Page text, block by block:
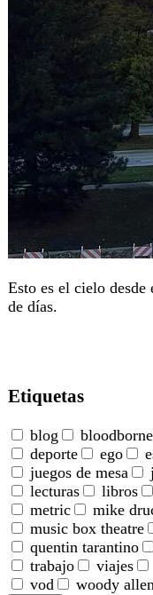
Esto es el cielo
de días.
Etiquetas
blog bloodborne
deporte
ego
juegos de mesa
lecturas
libros
metric
mike
music box theatre
quentin tarantino
trabajo
viajes
vod
woody